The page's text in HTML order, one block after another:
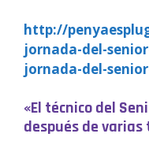
http://
jornada-del-
jornada-del-
«El técnico del
después de